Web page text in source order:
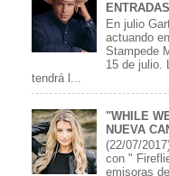
En julio
actuando
Stampede
15 de julio.
tendrá l...
"WHILE
NUEVA
(22/07/
con "
emisoras